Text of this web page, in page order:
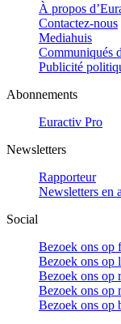
À propos
Contactez-nous
Mediahuis
Communiqués
Publicité
Abonnements
Euractiv Pro
Newsletters
Rapporteur
Newsletters en
Social
Bezoek ons op
Bezoek ons op
Bezoek ons op
Bezoek ons op
Bezoek ons op